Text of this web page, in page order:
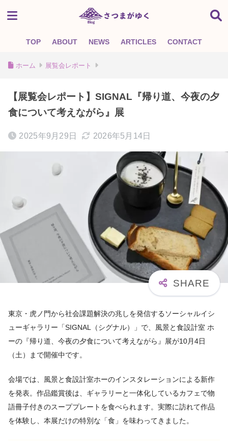
TOP ABOUT NEWS ARTICLES CONTACT
ホーム 展覧会レポート
【展覧会レポート】SIGNAL『帰り道、今夜の夕
食について考えながら』展
2025年9月29日 2026年5月14日
東京・虎ノ門から社会課題解決の兆しを発信するソーシャルイシ
ューギャラリー「SIGNAL（シグナル）」で、風景と食設計室 ホ
ーの『帰り道、今夜の夕食について考えながら』展が10月4日
（土）まで開催中です。
会場では、風景と食設計室ホーのインスタレーションによる新作
を発表。作品鑑賞後は、ギャラリーと一体化しているカフェで物
語冊子付きのスーププレートを食べられます。実際に訪れて作品
を体験し、本展だけの特別な「食」を味わってきました。